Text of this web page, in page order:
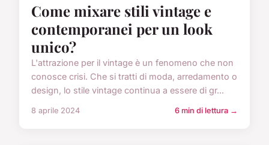
Come mixare stili vintage e
contemporanei per un look
unico?
L'attrazione per il vintage è un fenomeno che non
conosce crisi. Che si tratti di moda, arredamento o
design, lo stile vintage continua a essere di gr...
8 aprile 2024 6 min di lettura →